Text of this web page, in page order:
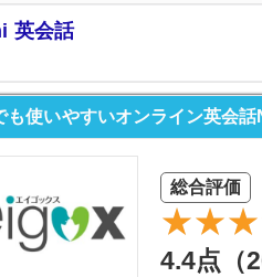
英会話
も使いやすいオンライン英会
総合評価
4.4点（